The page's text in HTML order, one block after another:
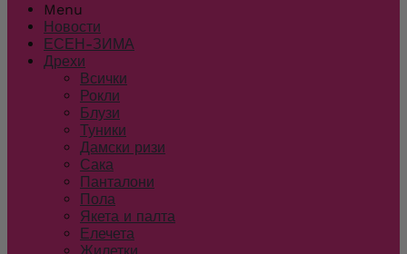
Menu
Новости
ЕСЕН-ЗИМА
Дрехи
Всички
Рокли
Блузи
Туники
Дамски ризи
Сака
Панталони
Пола
Якета и палта
Елечета